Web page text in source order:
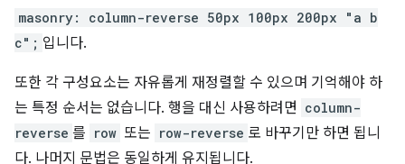
masonry: column-reverse 50px 100px 200px "a b
c"; 입니다.
또한 각 구성요소는 자유롭게 재정렬할 수 있으며 기억해야 하
는 특정 순서는 없습니다. 행을 대신 사용하려면 column-
reverse 를 row 또는 row-reverse 로 바꾸기만 하면 됩니
다. 나머지 문법은 동일하게 유지됩니다.